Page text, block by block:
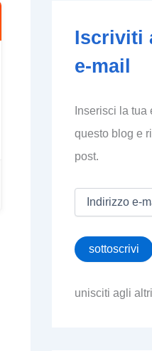
Iscriviti
e-mail
Inserisci la
questo blog e
post.
r
z
sottoscrivi
unisciti agli